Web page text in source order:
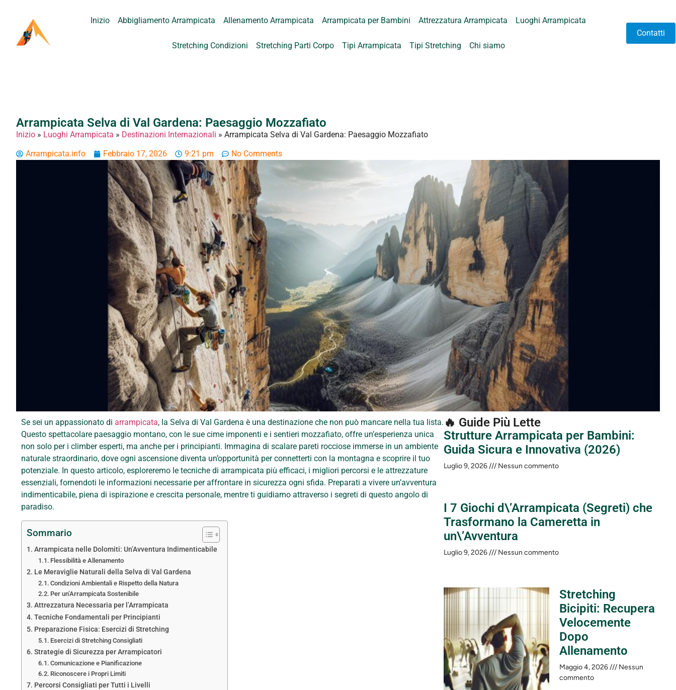
Inizio Abbigliamento Arrampicata Allenamento Arrampicata Arrampicata per Bambini Attrezzatura Arrampicata Luoghi Arrampicata
Stretching Condizioni Stretching Parti Corpo Tipi Arrampicata Tipi Stretching Chi siamo
Contatti
Arrampicata Selva di Val Gardena: Paesaggio Mozzafiato
Inizio » Luoghi Arrampicata » Destinazioni Internazionali » Arrampicata Selva di Val Gardena: Paesaggio Mozzafiato
Arrampicata.info Febbraio 17, 2026 9:21 pm No Comments
Se sei un appassionato di arrampicata, la Selva di Val Gardena è una destinazione che non può mancare nella tua lista.
Questo spettacolare paesaggio montano, con le sue cime imponenti e i sentieri mozzafiato, offre un’esperienza unica
non solo per i climber esperti, ma anche per i principianti. Immagina di scalare pareti rocciose immerse in un ambiente
naturale straordinario, dove ogni ascensione diventa un’opportunità per connetterti con la montagna e scoprire il tuo
potenziale. In questo articolo, esploreremo le tecniche di arrampicata più efficaci, i migliori percorsi e le attrezzature
essenziali, fornendoti le informazioni necessarie per affrontare in sicurezza ogni sfida. Preparati a vivere un’avventura
indimenticabile, piena di ispirazione e crescita personale, mentre ti guidiamo attraverso i segreti di questo angolo di
paradiso.
Sommario
Arrampicata nelle Dolomiti: Un’Avventura Indimenticabile
Flessibilità e Allenamento
Le Meraviglie Naturali della Selva di Val Gardena
Condizioni Ambientali e Rispetto della Natura
Per un’Arrampicata Sostenibile
Attrezzatura Necessaria per l’Arrampicata
Tecniche Fondamentali per Principianti
Preparazione Fisica: Esercizi di Stretching
Esercizi di Stretching Consigliati
Strategie di Sicurezza per Arrampicatori
Comunicazione e Pianificazione
Riconoscere i Propri Limiti
Percorsi Consigliati per Tutti i Livelli
🔥 Guide Più Lette
Strutture Arrampicata per Bambini:
Guida Sicura e Innovativa (2026)
Luglio 9, 2026 Nessun commento
I 7 Giochi d\’Arrampicata (Segreti) che
Trasformano la Cameretta in
un\’Avventura
Luglio 9, 2026 Nessun commento
Stretching
Bicipiti: Recupera
Velocemente
Dopo
Allenamento
Maggio 4, 2026
Nessun
commento